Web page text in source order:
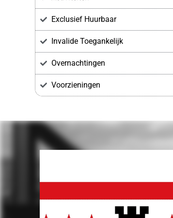
Exclusief Huurbaar
Invalide Toegankelijk
Overnachtingen
Voorzieningen